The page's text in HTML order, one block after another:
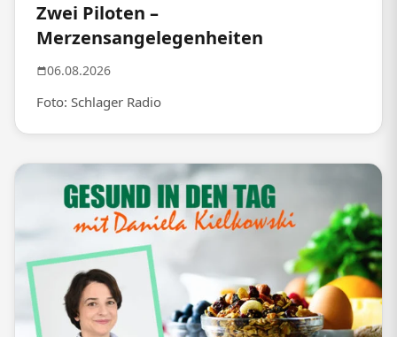
Zwei Piloten –
Merzensangelegenheiten
06.08.2026
Foto: Schlager Radio